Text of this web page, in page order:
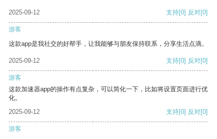
2025-09-12 支持[0] 反对[0]
游客
这款app是我社交的好帮手，让我能够与朋友保持联系，分享生活点滴。
2025-09-12 支持[0] 反对[0]
游客
这款加速器app的操作有点复杂，可以简化一下，比如将设置页面进行优
化。
2025-09-12
支持[0] 反对[0]
游客